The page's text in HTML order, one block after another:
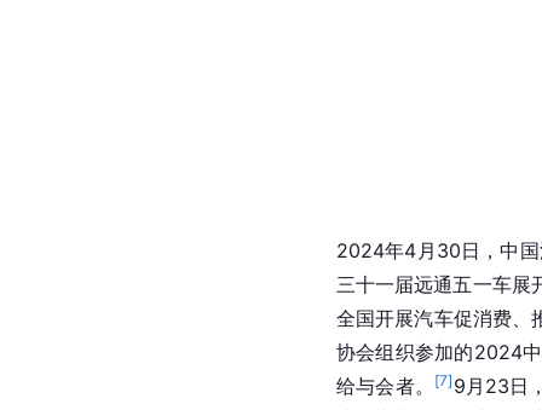
2024年4月30日，中国
三十一届远通五一车展
全国开展汽车促消费、
协会组织参加的2024
给与会者。
[7] 9月23日